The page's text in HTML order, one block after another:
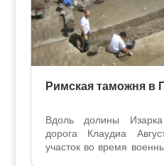
Римская таможня в
Вдоль долины
дорога Клаудиа
участок во время